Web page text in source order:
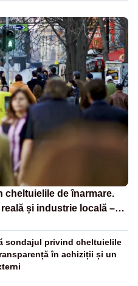
cheltuielile de înarmare.
și industrie locală –
sondajul privind cheltuielile
în achiziții și un